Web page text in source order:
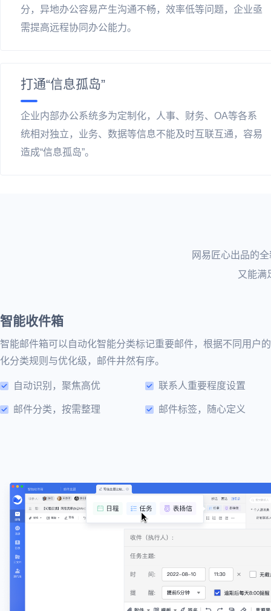
分，异地办公容易产生沟通不畅，效率低等问题，企业亟
需提高远程协同办公能力。
打通“信息孤岛”
企业内部办公系统多为定制化，人事、财务、OA等各系
统相对独立，业务、数据等信息不能及时互联互通，容易
造成“信息孤岛”。
网易匠心出品的
又能满
智能收件箱
智能邮件箱可以自动化智能分类标记重要邮件，根据不同用户
化分类规则与优化级，邮件井然有序。
自动识别，聚焦高优 联系人重要程度设置
邮件分类，按需整理 邮件标签，随心定义